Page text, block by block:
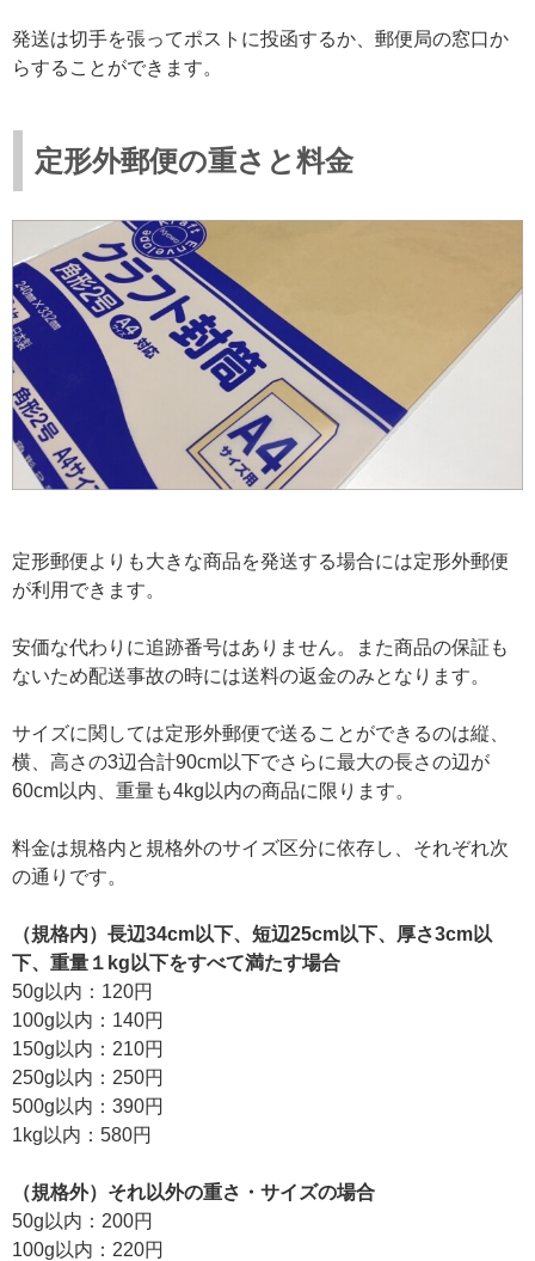
発送は切手を張ってポストに投函するか、郵便局の窓口か
らすることができます。
定形外郵便の重さと料金
定形郵便よりも大きな商品を発送する場合には定形外郵便
が利用できます。
安価な代わりに追跡番号はありません。また商品の保証も
ないため配送事故の時には送料の返金のみとなります。
サイズに関しては定形外郵便で送ることができるのは縦、
横、高さの3辺合計90cm以下でさらに最大の長さの辺が
60cm以内、重量も4kg以内の商品に限ります。
料金は規格内と規格外のサイズ区分に依存し、それぞれ次
の通りです。
（規格内）長辺34cm以下、短辺25cm以下、厚さ3cm以
下、重量１kg以下をすべて満たす場合
50g以内：120円
100g以内：140円
150g以内：210円
250g以内：250円
500g以内：390円
1kg以内：580円
（規格外）それ以外の重さ・サイズの場合
50g以内：200円
100g以内：220円